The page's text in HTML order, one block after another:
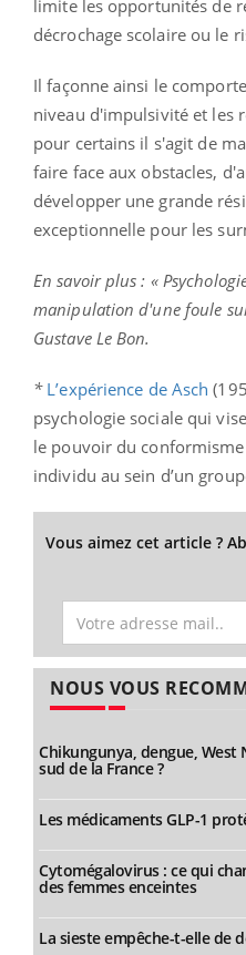
limite les opportunités de
décrochage scolaire ou le
Il façonne ainsi le
niveau d'impulsivité et les
pour certains il s'agit de
faire face aux obstacles,
développer une grande
exceptionnelle pour les
En savoir plus : «
manipulation d'une foule
Gustave Le Bon.
* L’expérience de Asch
psychologie sociale qui
le pouvoir du conformisme
individu au sein d’un
Vous aimez cet article ?
NOUS VOUS
Chikungunya, dengue, West
sud de la France ?
Les médicaments GLP-1
Cytomégalovirus : ce qui
des femmes enceintes
La sieste empêche-t-elle de